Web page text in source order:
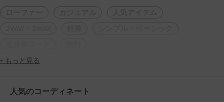
ローファー
人気アイテム
+ もっと見る
人気のコーディネート